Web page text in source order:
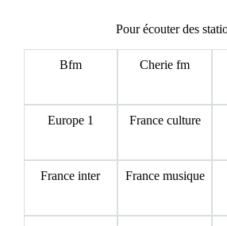
Pour écouter des
Bfm Cherie fm
Europe 1 France culture
France inter France musique